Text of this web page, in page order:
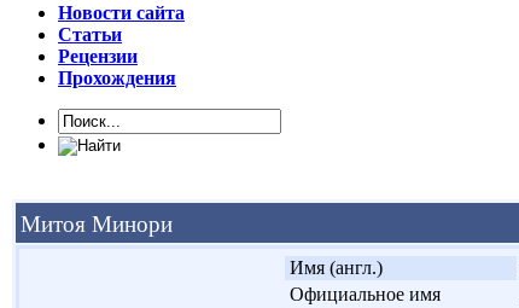
Новости сайта
Статьи
Рецензии
Прохождения
Митоя Минори
Имя (англ.)
Официальное имя